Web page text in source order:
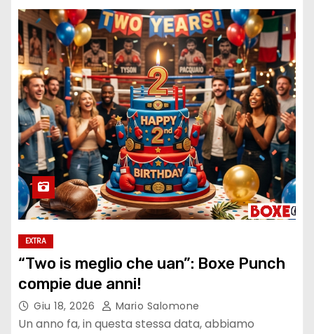
EXTRA
“Two is meglio che uan”: Boxe Punch
compie due anni!
Giu 18, 2026 Mario Salomone
Un anno fa, in questa stessa data, abbiamo